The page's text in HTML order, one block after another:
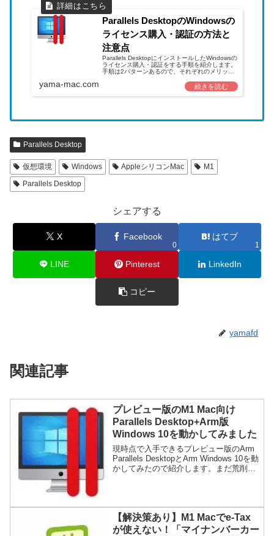
Parallels DesktopのWindowsの
ライセンス購入・認証の方法と
注意点
Parallels DesktopにインストールしたWindowsの
ライセンス購入・認証をする手順を紹介します。
手順は2パターンあるので、それぞれのメリッ
yama-mac.com
Parallels Desktop
仮想環境 Windows AppleシリコンMac
M1
Parallels Desktop
シェアする
X Facebook
0
はてブ
1
LINE Pinterest LinkedIn
コピー
yamafd
関連記事
プレビュー版のM1 Mac向け
Parallels Desktop+Arm版
Windows 10を動かしてみました
現時点で入手できるプレビュー版のArm
Parallels DesktopとArm Windows 10を動
かしてみたので紹介します。まだ荒削り
【解決策あり】M1 Macでe-Tax
が使えない！「マイナンバーカー